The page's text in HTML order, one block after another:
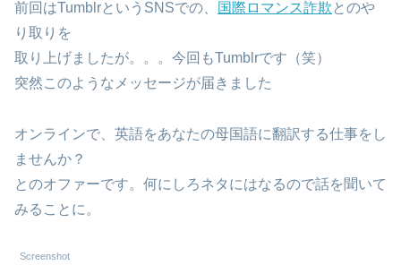
前回はTumblrというSNSでの、 国際ロマンス詐欺 とのや
り取りを
取り上げましたが。。。今回もTumblrです（笑）
突然このようなメッセージが届きました
オンラインで、英語をあなたの母国語に翻訳する仕事をし
ませんか？
とのオファーです。何にしろネタにはなるので話を聞いて
みることに。
Screenshot